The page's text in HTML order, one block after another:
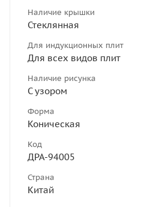
Наличие крышки
Стеклянная
Для индукционных плит
Для всех видов плит
Наличие рисунка
С узором
Форма
Коническая
Код
ДРА-94005
Страна
Китай